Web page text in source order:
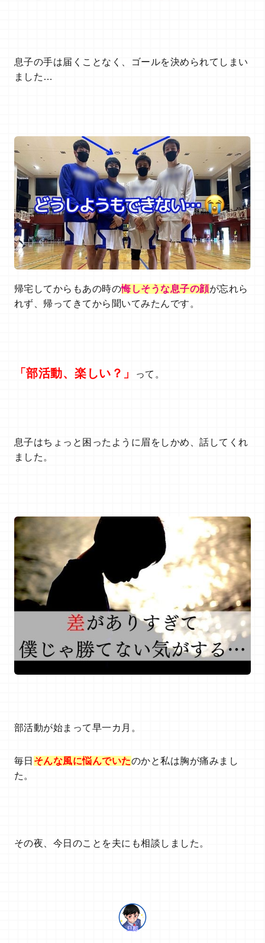
息子の手は届くことなく、ゴールを決められてしまい
ました…
帰宅してからもあの時の悔しそうな息子の顔が忘れら
れず、帰ってきてから聞いてみたんです。
「部活動、楽しい？」 って。
息子はちょっと困ったように眉をしかめ、話してくれ
ました。
部活動が始まって早一カ月。
毎日 そんな風に悩んでいたのかと私は胸が痛みまし
た。
その夜、今日のことを夫にも相談しました。